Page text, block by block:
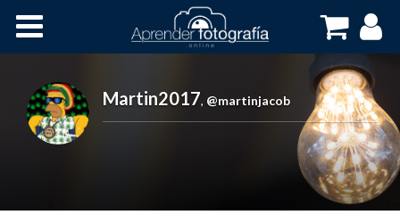
Cursos OnLine
Martin2017, @martinjacob